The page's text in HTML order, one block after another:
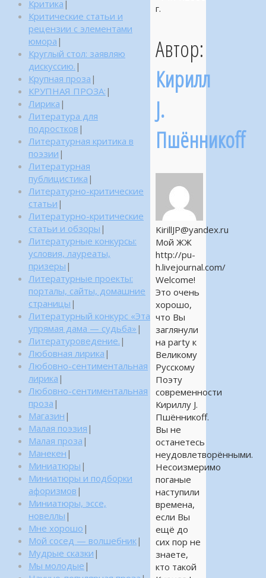
г.
Автор:
Кирилл
J.
Пшённикоff
KirillJP@yandex.ru
Мой ЖЖ
http://pu-
h.livejournal.com/
Welcome!
Это очень
хорошо,
что Вы
заглянули
на party к
Великому
Русскому
Поэту
современности
Кириллу J.
Пшённикоff.
Вы не
останетесь
неудовлетворёнными.
Несоизмеримо
поганые
наступили
времена,
если Вы
ещё до
сих пор не
знаете,
кто такой
Критика |
Критические статьи и
рецензии с элементами
юмора |
Круглый стол: заявляю
дискуссию. |
Крупная проза |
КРУПНАЯ ПРОЗА: |
Лирика |
Литература для
подростков |
Литературная критика в
поэзии |
Литературная
публицистика |
Литературно-критические
статьи |
Литературно-критические
статьи и обзоры |
Литературные конкурсы:
условия, лауреаты,
призеры |
Литературные проекты:
порталы, сайты, домашние
страницы |
Литературный конкурс «Эта
упрямая дама — судьба» |
Литературоведение. |
Любовная лирика |
Любовно-сентиментальная
лирика |
Любовно-сентиментальная
проза |
Магазин |
Малая поэзия |
Малая проза |
Манекен |
Миниатюры |
Миниатюры и подборки
афоризмов |
Миниатюры, эссе,
новеллы |
Мне хорошо |
Мой сосед — волшебник|
Мудрые сказки |
Мы молодые |